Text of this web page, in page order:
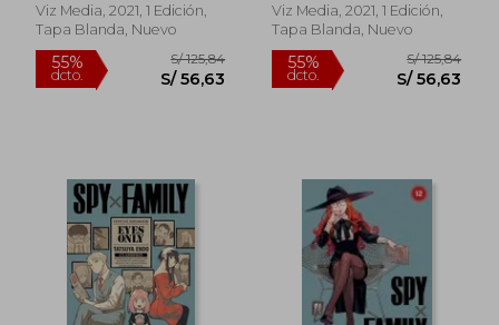
Viz Media, 2021, 1 Edición,
Tapa Blanda, Nuevo
Viz Media, 2021, 1 Edición,
Tapa Blanda, Nuevo